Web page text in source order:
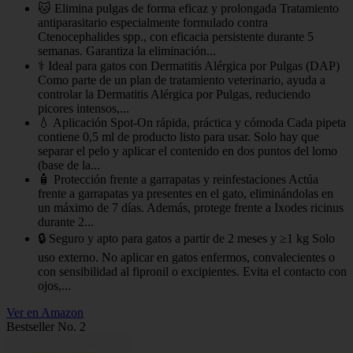
🐱 Elimina pulgas de forma eficaz y prolongada Tratamiento
antiparasitario especialmente formulado contra
Ctenocephalides spp., con eficacia persistente durante 5
semanas. Garantiza la eliminación...
⚕️ Ideal para gatos con Dermatitis Alérgica por Pulgas (DAP)
Como parte de un plan de tratamiento veterinario, ayuda a
controlar la Dermatitis Alérgica por Pulgas, reduciendo
picores intensos,...
💧 Aplicación Spot-On rápida, práctica y cómoda Cada pipeta
contiene 0,5 ml de producto listo para usar. Solo hay que
separar el pelo y aplicar el contenido en dos puntos del lomo
(base de la...
🧴 Protección frente a garrapatas y reinfestaciones Actúa
frente a garrapatas ya presentes en el gato, eliminándolas en
un máximo de 7 días. Además, protege frente a Ixodes ricinus
durante 2...
🔒 Seguro y apto para gatos a partir de 2 meses y ≥1 kg Solo
uso externo. No aplicar en gatos enfermos, convalecientes o
con sensibilidad al fipronil o excipientes. Evita el contacto con
ojos,...
Ver en Amazon
Bestseller No. 2